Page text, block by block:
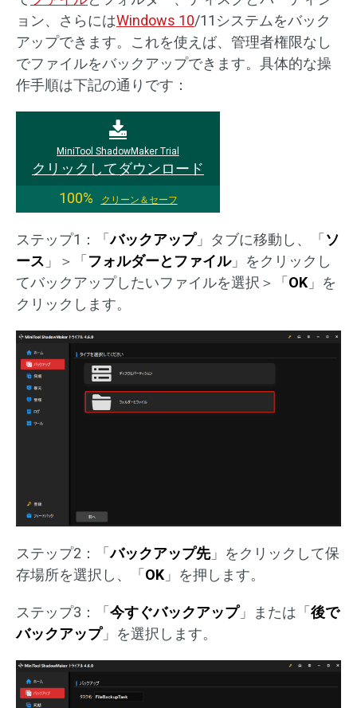
ョン、さらにはWindows 10/11システムをバック
アップできます。これを使えば、管理者権限なし
でファイルをバックアップできます。具体的な操
作手順は下記の通りです：
MiniTool ShadowMaker Trial
クリックしてダウンロード
100%
クリーン＆セーフ
ステップ1：「バックアップ」タブに移動し、「ソ
ース 」＞「フォルダーとファイル」をクリックし
てバックアップしたいファイルを選択＞「OK 」を
クリックします。
ステップ2：「バックアップ先」をクリックして保
存場所を選択し、「 OK 」を押します。
ステップ3：「 今すぐバックアップ」または「 後で
バックアップ」を選択します。